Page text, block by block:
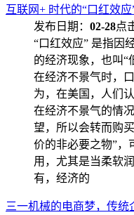
互联网+ 时代的“口红效应
发布日期： 02-28点
“口红效应” 是指因
的经济现象，也叫“
在经济不景气时，
为，在美国，人们
在经济不景气的情
望，所以会转而购
价的非必要之物”，
用，尤其是当柔软
有，经济的
三一机械的电商梦，传统